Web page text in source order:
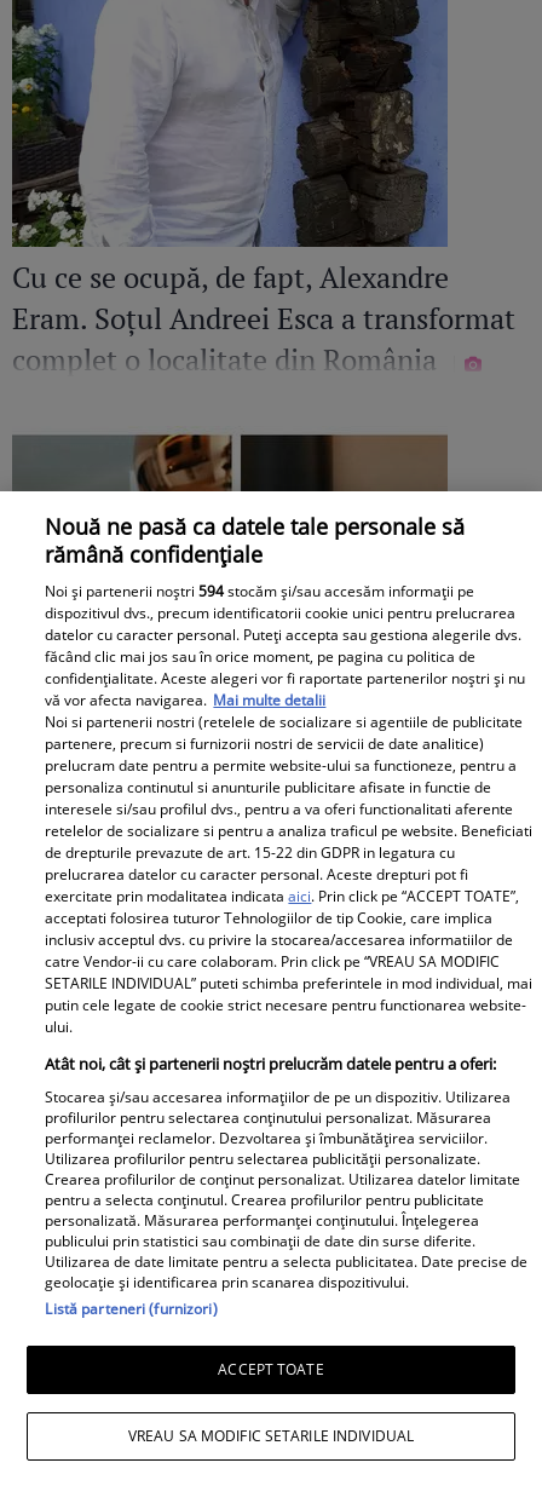
Cu ce se ocupă, de fapt, Alexandre
Eram. Soțul Andreei Esca a transformat
complet o localitate din România
Apartamentul de la mare al lui Jorge a
fost devastat. Cum au lăsat turiștii
locuința: „Unii oameni nu au educație,
bun simț și respect față de nimic”
Observator News
Nouă ne pasă ca datele tale personale să
rămână confidențiale
Noi și partenerii noștri594stocăm și/sau accesăm informații pe
dispozitivul dvs., precum identificatorii cookie unici pentru prelucrarea
datelor cu caracter personal. Puteți accepta sau gestiona alegerile dvs.
făcând clic mai jos sau în orice moment, pe pagina cu politica de
confidențialitate. Aceste alegeri vor fi raportate partenerilor noștri și nu
vă vor afecta navigarea. Mai multe detalii
Noi si partenerii nostri (retelele de socializare si agentiile de publicitate
partenere, precum si furnizorii nostri de servicii de date analitice)
prelucram date pentru a permite website-ului sa functioneze, pentru a
personaliza continutul si anunturile publicitare afisate in functie de
interesele si/sau profilul dvs., pentru a va oferi functionalitati aferente
retelelor de socializare si pentru a analiza traficul pe website. Beneficiati
de drepturile prevazute de art. 15-22 din GDPR in legatura cu
prelucrarea datelor cu caracter personal. Aceste drepturi pot fi
exercitate prin modalitatea indicataaici. Prin click pe “ACCEPT TOATE”,
acceptati folosirea tuturor Tehnologiilor de tip Cookie, care implica
inclusiv acceptul dvs. cu privire la stocarea/accesarea informatiilor de
catre Vendor-ii cu care colaboram. Prin click pe “VREAU SA MODIFIC
SETARILE INDIVIDUAL” puteti schimba preferintele in mod individual, mai
putin cele legate de cookie strict necesare pentru functionarea website-
ului.
Atât noi, cât și partenerii noștri prelucrăm datele pentru a oferi:
Stocarea și/sau accesarea informațiilor de pe un dispozitiv. Utilizarea
profilurilor pentru selectarea conținutului personalizat. Măsurarea
performanței reclamelor. Dezvoltarea și îmbunătățirea serviciilor.
Utilizarea profilurilor pentru selectarea publicității personalizate.
Crearea profilurilor de conținut personalizat. Utilizarea datelor limitate
pentru a selecta conținutul. Crearea profilurilor pentru publicitate
personalizată. Măsurarea performanței conținutului. Înțelegerea
publicului prin statistici sau combinații de date din surse diferite.
Utilizarea de date limitate pentru a selecta publicitatea. Date precise de
geolocație și identificarea prin scanarea dispozitivului.
Listă parteneri (furnizori)
ACCEPT TOATE
VREAU SA MODIFIC SETARILE INDIVIDUAL